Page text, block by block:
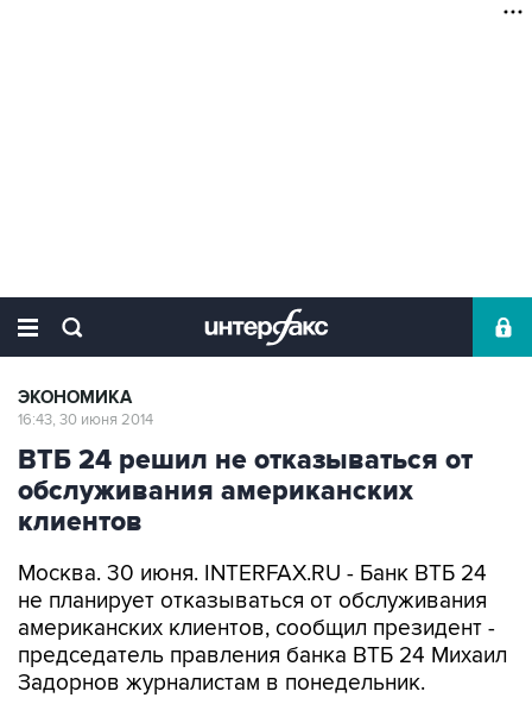
ЭКОНОМИКА
16:43, 30 июня 2014
ВТБ 24 решил не отказываться от
обслуживания американских
клиентов
Москва. 30 июня. INTERFAX.RU - Банк ВТБ 24
не планирует отказываться от обслуживания
американских клиентов, сообщил президент -
председатель правления банка ВТБ 24 Михаил
Задорнов журналистам в понедельник.